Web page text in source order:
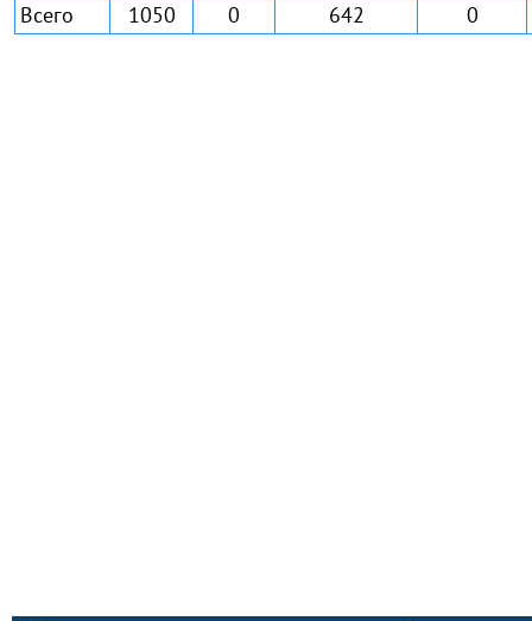
Всего
1050 0 642 0